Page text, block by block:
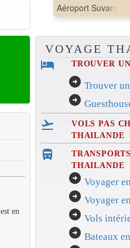
en
VOYAGE
hotel TROUVER
arrow_circle_right Trouver
arrow_circle_right
flight_takeoff
VOLS PAS
THAILANDE
directions_bus_filled
THAILANDE
arrow_circle_right Voyager
arrow_circle_right Voyager
arrow_circle_right Vols
arrow_circle_right Bateaux